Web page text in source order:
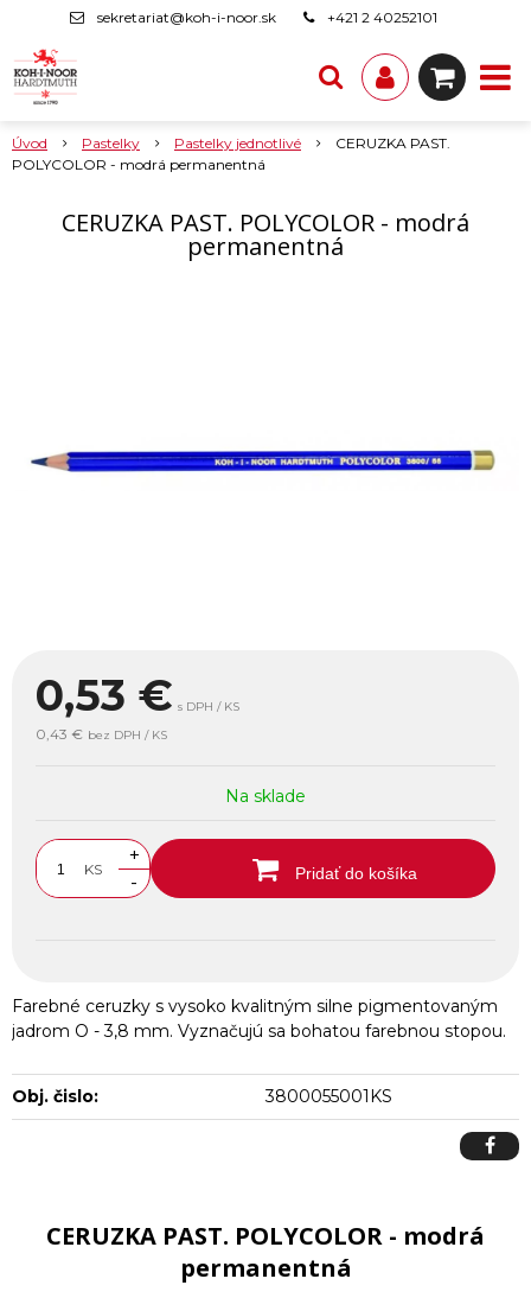
sekretariat@koh-i-noor.sk +421 2 40252101
Úvod Pastelky Pastelky jednotlivé
CERUZKA PAST.
POLYCOLOR - modrá permanentná
CERUZKA PAST. POLYCOLOR - modrá
permanentná
0,53 € s DPH / KS
0,43 € bez DPH / KS
Na sklade
KS
+
-
Pridať do košíka
Farebné ceruzky s vysoko kvalitným silne pigmentovaným
jadrom O - 3,8 mm. Vyznačujú sa bohatou farebnou stopou.
Obj. čislo: 3800055001KS
CERUZKA PAST. POLYCOLOR - modrá
permanentná